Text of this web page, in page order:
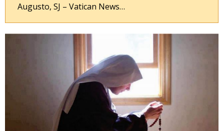
Augusto, SJ – Vatican News…